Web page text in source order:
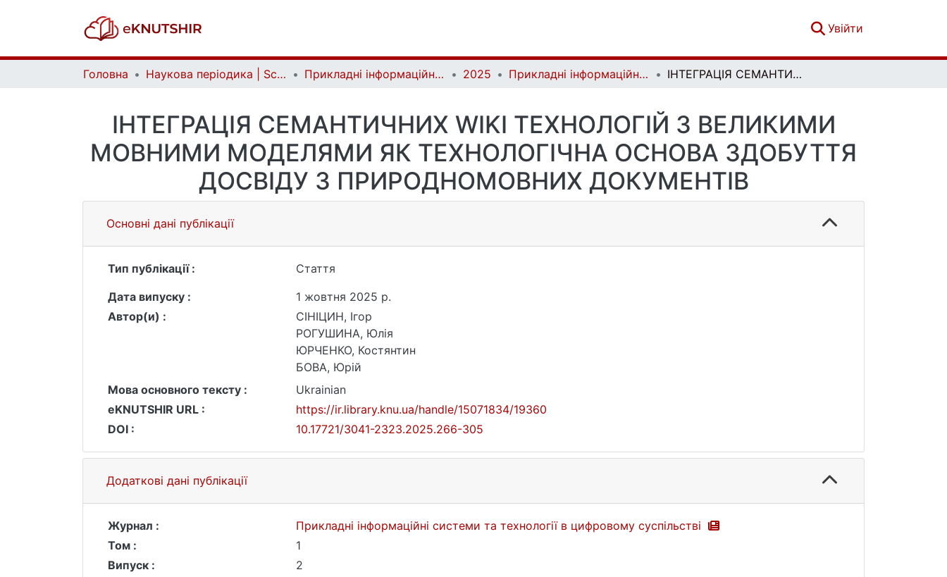
Увійти
Головна Наукова періодика | Scientific periodicals Прикладні інформаційні системи та технології в цифровому суспільстві | Applied Information Systems and Technologies in the Digital Society 2025 Прикладні інформаційні системи та технології в цифровому суспільстві. Вип. 1(2) ІНТЕГРАЦІЯ СЕМАНТИЧНИХ WIKI ТЕХНОЛОГІЙ З ВЕЛИКИМИ МОВНИМИ МОДЕЛЯМИ ЯК ТЕХНОЛОГІЧНА ОСНОВА ЗДОБУТТЯ ДОСВІДУ З ПРИРОДНОМОВНИХ ДОКУМЕНТІВ
ІНТЕГРАЦІЯ СЕМАНТИЧНИХ WIKI ТЕХНОЛОГІЙ З ВЕЛИКИМИ
МОВНИМИ МОДЕЛЯМИ ЯК ТЕХНОЛОГІЧНА ОСНОВА ЗДОБУТТЯ
ДОСВІДУ З ПРИРОДНОМОВНИХ ДОКУМЕНТІВ
Основні дані публікації
Тип публікації :
Стаття
Дата випуску :
1 жовтня 2025 р.
Автор(и) :
СІНІЦИН, Ігор
РОГУШИНА, Юлія
ЮРЧЕНКО, Костянтин
БОВА, Юрій
Мова основного тексту :
Ukrainian
eKNUTSHIR URL :
https://ir.library.knu.ua/handle/15071834/19360
DOI :
10.17721/3041-2323.2025.266-305
Додаткові дані публікації
Журнал :
Прикладні інформаційні системи та технології в цифровому суспільстві
Том :
1
Випуск :
2